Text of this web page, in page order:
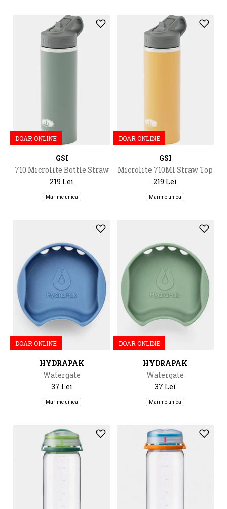
DOAR ONLINE
GSI
710 Microlite Bottle Straw
Top
219 Lei
Marime unica
DOAR ONLINE
GSI
Microlite 710Ml Straw Top
219 Lei
Marime unica
DOAR ONLINE
HYDRAPAK
Watergate
37 Lei
Marime unica
DOAR ONLINE
HYDRAPAK
Watergate
37 Lei
Marime unica